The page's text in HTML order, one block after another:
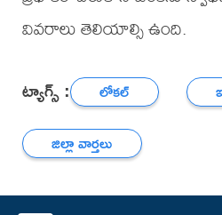
వివరాలు తెలియాల్సి ఉంది.
ట్యాగ్స్ : లోకల్
జిల్లా వార్తలు